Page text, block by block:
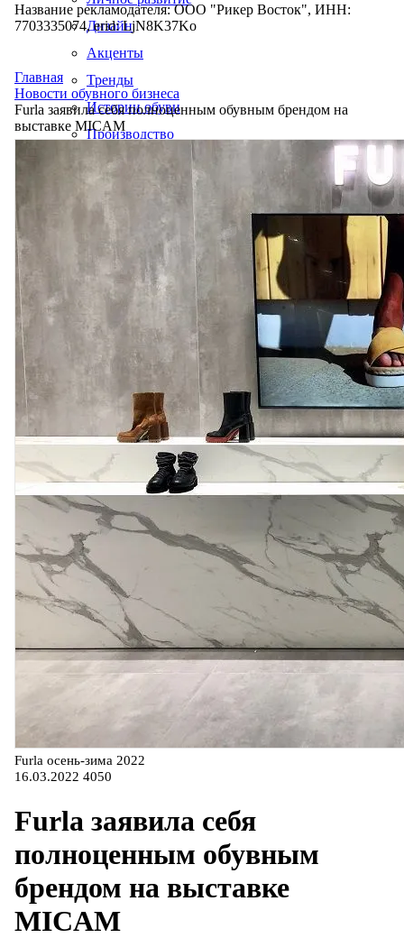
Дизайн
Акценты
Тренды
Истории обуви
Производство
Название рекламодателя: ООО "Рикер Восток", ИНН:
7703335074, erid: LjN8K37Ko
Главная
Новости обувного бизнеса
Furla заявила себя полноценным обувным брендом на
выставке MICAM
Furla осень-зима 2022
16.03.2022 4050
Furla заявила себя
полноценным обувным
брендом на выставке
MICAM